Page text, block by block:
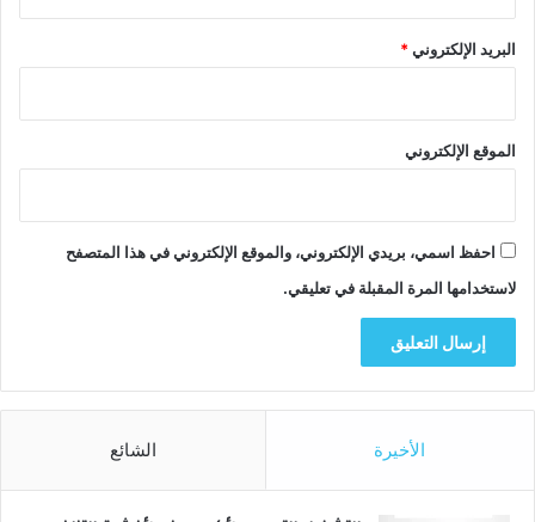
البريد الإلكتروني*
الموقع الإلكتروني
احفظ اسمي، بريدي الإلكتروني، والموقع الإلكتروني في هذا المتصفح
لاستخدامها المرة المقبلة في تعليقي.
الأخيرة الشائع